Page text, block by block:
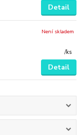
Detail
/ks
Není skladem
Detail